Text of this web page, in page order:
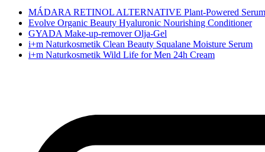
MÁDARA RETINOL ALTERNATIVE Plant-Powered Serum
Evolve Organic Beauty Hyaluronic Nourishing Conditioner
GYADA Make-up-remover Olja-Gel
i+m Naturkosmetik Clean Beauty Squalane Moisture Serum
i+m Naturkosmetik Wild Life for Men 24h Cream